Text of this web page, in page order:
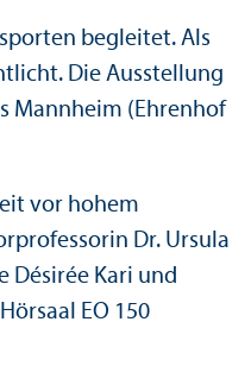
begleitet. Als
Die Ausstellung
Mannheim (Ehrenhof
vor hohem
Dr. Ursula
Désirée Kari und
EO 150